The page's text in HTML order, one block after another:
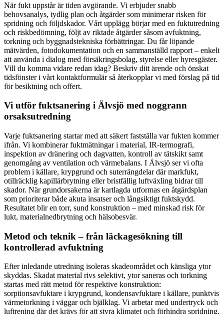
När fukt uppstår är tiden avgörande. Vi erbjuder snabb
behovsanalys, tydlig plan och åtgärder som minimerar risken för
spridning och följdskador. Vårt upplägg börjar med en fuktutredning
och riskbedömning, följt av riktade åtgärder såsom avfuktning,
torkning och byggnadstekniska förbättringar. Du får löpande
mätvärden, fotodokumentation och en sammanställd rapport – enkelt
att använda i dialog med försäkringsbolag, styrelse eller hyresgäster.
Vill du komma vidare redan idag? Beskriv ditt ärende och önskat
tidsfönster i vårt kontaktformulär så återkopplar vi med förslag på tid
för besiktning och offert.
Vi utför fuktsanering i Älvsjö med noggrann
orsaksutredning
Varje fuktsanering startar med att säkert fastställa var fukten kommer
ifrån. Vi kombinerar fuktmätningar i material, IR-termografi,
inspektion av dränering och dagvatten, kontroll av tätskikt samt
genomgång av ventilation och värmebalans. I Älvsjö ser vi ofta
problem i källare, krypgrund och suterrängdelar där markfukt,
otillräcklig kapillärbrytning eller bristfällig luftväxling bidrar till
skador. När grundorsakerna är kartlagda utformas en åtgärdsplan
som prioriterar både akuta insatser och långsiktigt fuktskydd.
Resultatet blir en torr, sund konstruktion – med minskad risk för
lukt, materialnedbrytning och hälsobesvär.
Metod och teknik – från läckagesökning till
kontrollerad avfuktning
Efter inledande utredning isoleras skadeområdet och känsliga ytor
skyddas. Skadat material rivs selektivt, ytor saneras och torkning
startas med rätt metod för respektive konstruktion:
sorptionsavfuktare i krypgrund, kondensavfuktare i källare, punktvis
värmetorkning i väggar och bjälklag. Vi arbetar med undertryck och
luftrening där det krävs för att styra klimatet och förhindra spridning.